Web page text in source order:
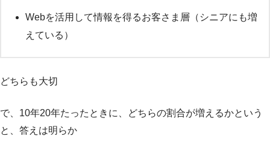
Webを活用して情報を得るお客さま層（シニアにも増
えている）
どちらも大切
で、10年20年たったときに、どちらの割合が増えるかという
と、答えは明らか